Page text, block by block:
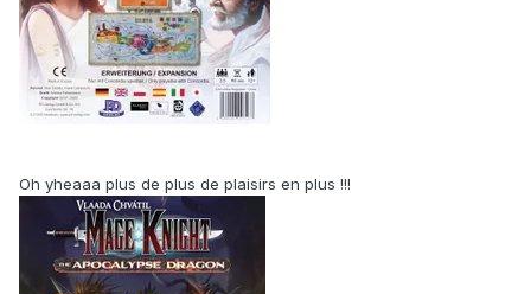
Oh yheaaa plus de plus de plaisirs en plus !!!